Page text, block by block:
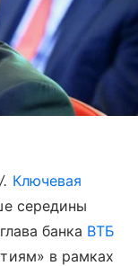
Ключевая
середины
банка ВТБ
в рамках